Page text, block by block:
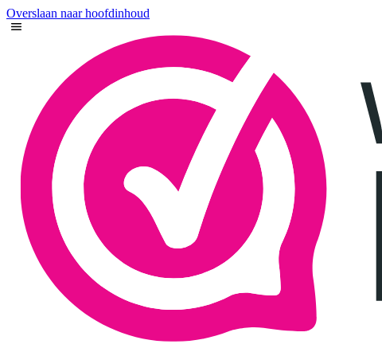
Overslaan naar hoofdinhoud